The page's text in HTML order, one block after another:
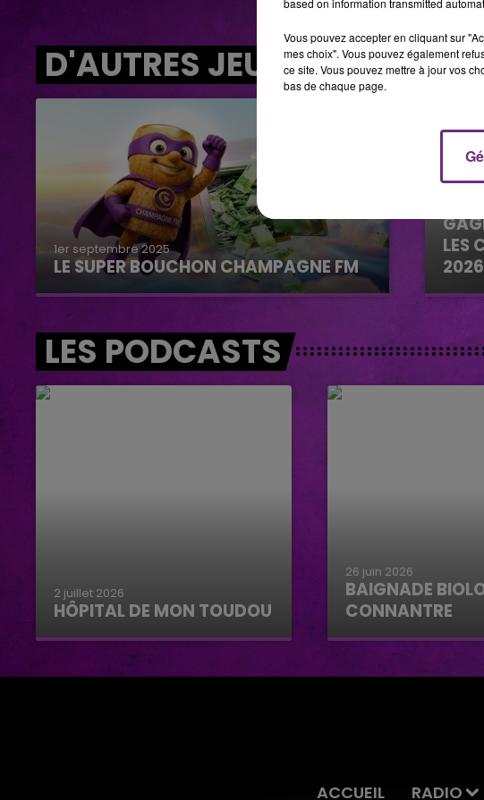
D'AUTRES JEUX
1er septembre 2025
LE SUPER BOUCHON CHAMPAGNE FM
LES
2026
LES PODCASTS
2 juillet 2026
HÔPITAL DE MON TOUDOU
Hôpital de mon Toudou
26 juin 2026
BAIGNADE
CONNANTRE
Baignade
Connantre
ACCUEIL RADIO
Vous pouvez accepter en cliquant sur
mes choix". Vous pouvez également
ce site. Vous pouvez mettre à jour vos
bas de chaque page.